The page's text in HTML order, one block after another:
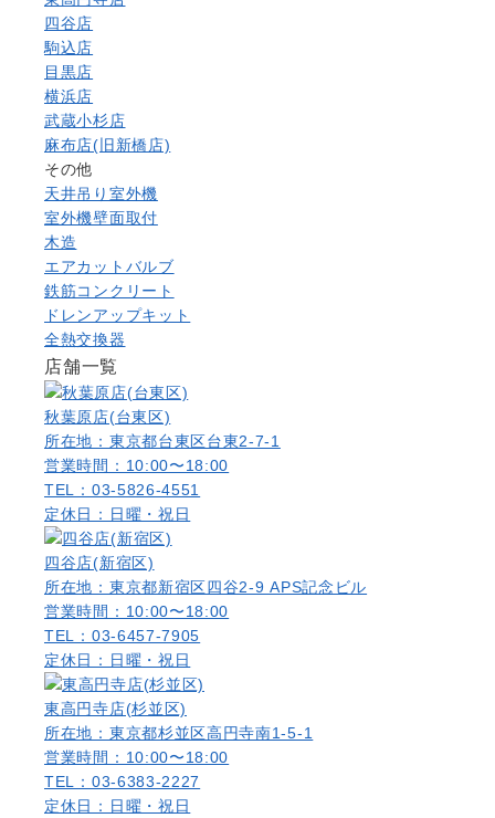
四谷店
駒込店
目黒店
横浜店
武蔵小杉店
麻布店(旧新橋店)
その他
天井吊り室外機
室外機壁面取付
木造
エアカットバルブ
鉄筋コンクリート
ドレンアップキット
全熱交換器
店舗一覧
秋葉原店(台東区)
所在地：東京都台東区台東2-7-1
営業時間：10:00〜18:00
TEL：03-5826-4551
定休日：日曜・祝日
四谷店(新宿区)
所在地：東京都新宿区四谷2-9 APS記念ビル
営業時間：10:00〜18:00
TEL：03-6457-7905
定休日：日曜・祝日
東高円寺店(杉並区)
所在地：東京都杉並区高円寺南1-5-1
営業時間：10:00〜18:00
TEL：03-6383-2227
定休日：日曜・祝日